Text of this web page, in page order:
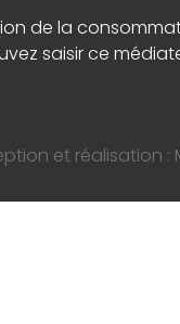
de la
saisir ce
et réalisation :